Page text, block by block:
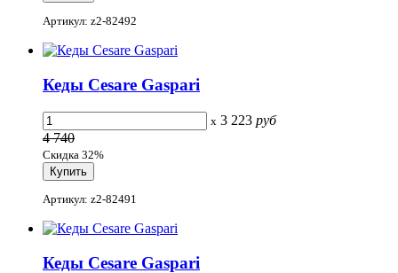
Артикул: z2-82492
Кеды Cesare Gaspari
x 3 223 руб
4 740
Скидка 32%
Артикул: z2-82491
Кеды Cesare Gaspari